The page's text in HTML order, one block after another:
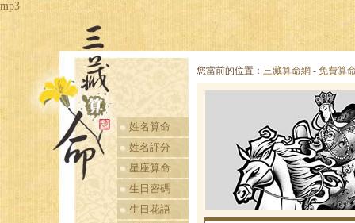
mp3
三藏算命網，最準
的算命網站，免費
算命最準的網站
姓名算命
姓名評分
星座算命
生日密碼
生日花語
您當前的位置： 三藏算命網 - 免費算